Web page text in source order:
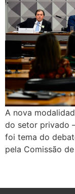
A nova
do setor privado
foi tema do
pela Comissão